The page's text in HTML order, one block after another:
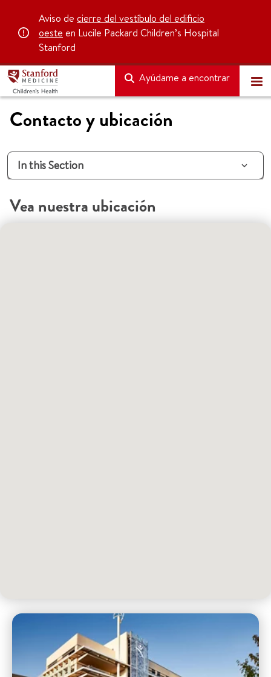
Aviso de cierre del vestíbulo del edificio
oeste en Lucile Packard Children’s Hospital
Stanford
Ayúdame a encontrar
Contacto y ubicación
In this Section
Vea nuestra ubicación